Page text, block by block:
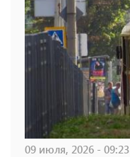
09 июля, 2026 - 09:23